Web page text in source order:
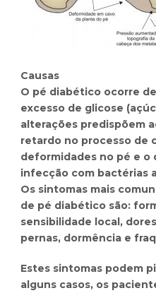
Causas
O pé diabético ocorre
excesso de glicose
alterações predispõem
retardo no processo de
deformidades no pé e o
infecção com bactérias
Os sintomas mais
de pé diabético são:
sensibilidade local,
pernas, dormência e
Estes sintomas podem
alguns casos, os